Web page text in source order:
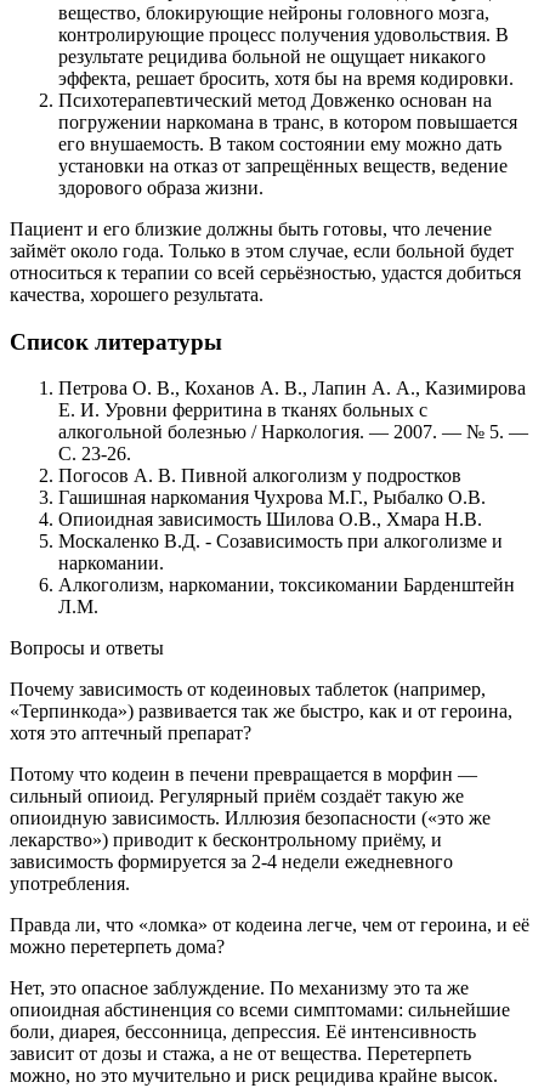
вещество, блокирующие нейроны головного мозга,
контролирующие процесс получения удовольствия. В
результате рецидива больной не ощущает никакого
эффекта, решает бросить, хотя бы на время кодировки.
Психотерапевтический метод Довженко основан на
погружении наркомана в транс, в котором повышается
его внушаемость. В таком состоянии ему можно дать
установки на отказ от запрещённых веществ, ведение
здорового образа жизни.
Пациент и его близкие должны быть готовы, что лечение
займёт около года. Только в этом случае, если больной будет
относиться к терапии со всей серьёзностью, удастся добиться
качества, хорошего результата.
Список литературы
Петрова О. В., Коханов А. В., Лапин А. А., Казимирова
Е. И. Уровни ферритина в тканях больных с
алкогольной болезнью / Наркология. — 2007. — № 5. —
С. 23-26.
Погосов А. В. Пивной алкоголизм у подростков
Гашишная наркомания Чухрова М.Г., Рыбалко О.В.
Опиоидная зависимость Шилова О.В., Хмара Н.В.
Москаленко В.Д. - Созависимость при алкоголизме и
наркомании.
Алкоголизм, наркомании, токсикомании Барденштейн
Л.M.
Вопросы и ответы
Почему зависимость от кодеиновых таблеток (например,
«Терпинкода») развивается так же быстро, как и от героина,
хотя это аптечный препарат?
Потому что кодеин в печени превращается в морфин —
сильный опиоид. Регулярный приём создаёт такую же
опиоидную зависимость. Иллюзия безопасности («это же
лекарство») приводит к бесконтрольному приёму, и
зависимость формируется за 2-4 недели ежедневного
употребления.
Правда ли, что «ломка» от кодеина легче, чем от героина, и её
можно перетерпеть дома?
Нет, это опасное заблуждение. По механизму это та же
опиоидная абстиненция со всеми симптомами: сильнейшие
боли, диарея, бессонница, депрессия. Её интенсивность
зависит от дозы и стажа, а не от вещества. Перетерпеть
можно, но это мучительно и риск рецидива крайне высок.